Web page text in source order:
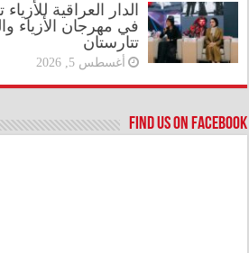
الدار العراقية
في مهرجان الأزياء
تتارستان
أغسطس 5, 2026
Find us on Facebook